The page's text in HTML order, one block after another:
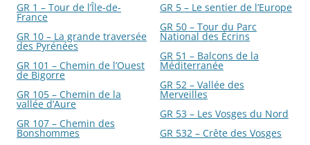
GR 1 – Tour de l’Île-de-
France
GR 10 – La grande traversée
des Pyrénées
GR 101 – Chemin de l’Ouest
de Bigorre
GR 105 – Chemin de la
vallée d’Aure
GR 107 – Chemin des
Bonshommes
GR 5 – Le sentier de l’Europe
GR 50 – Tour du Parc
National des Écrins
GR 51 – Balcons de la
Méditerranée
GR 52 – Vallée des
Merveilles
GR 53 – Les Vosges du Nord
GR 532 – Crête des Vosges